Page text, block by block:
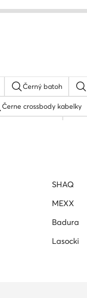
Černý batoh
Černe crossbody kabelky
SHAQ
MEXX
Badura
Lasocki